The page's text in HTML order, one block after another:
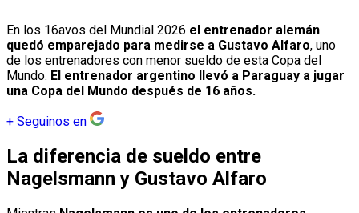
En los 16avos del Mundial 2026 el entrenador alemán
quedó emparejado para medirse a Gustavo Alfaro, uno
de los entrenadores con menor sueldo de esta Copa del
Mundo. El entrenador argentino llevó a Paraguay a jugar
una Copa del Mundo después de 16 años.
+ Seguinos en
La diferencia de sueldo entre
Nagelsmann y Gustavo Alfaro